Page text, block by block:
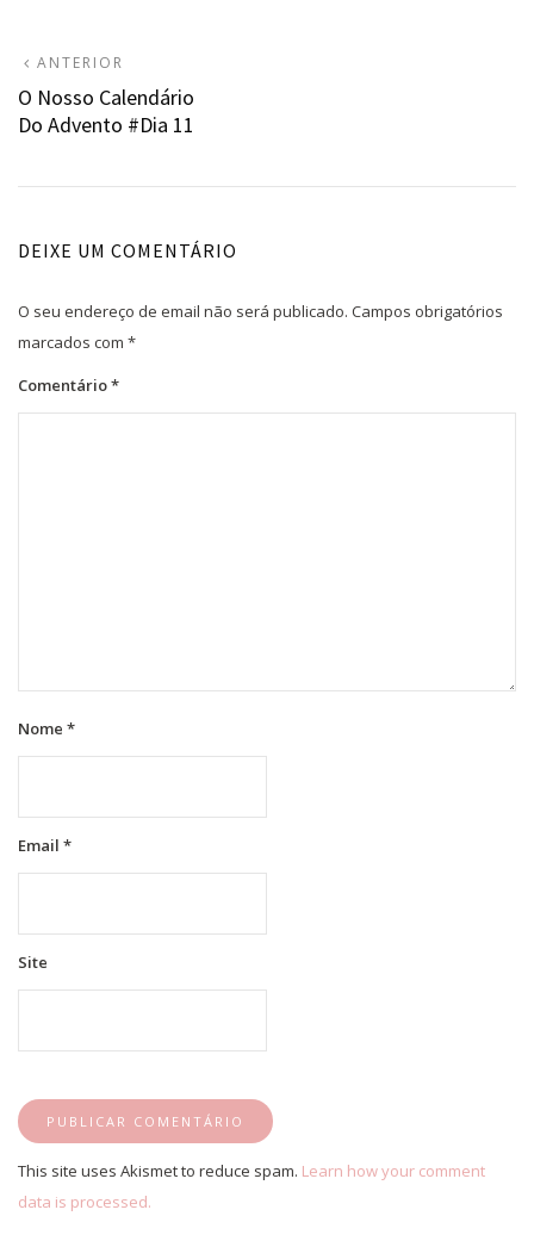
Navegação
de
ANTERIOR
ANTERIOR:
O Nosso Calendário
Do Advento #Dia 11
DEIXE UM COMENTÁRIO
O seu endereço de email não será publicado. Campos obrigatórios
marcados com *
Comentário*
Nome *
Email *
Site
This site uses Akismet to reduce spam. Learn how your comment
data is processed.